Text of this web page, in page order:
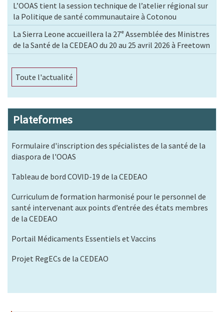
L’OOAS tient la session technique de l’atelier régional sur
la Politique de santé communautaire à Cotonou
La Sierra Leone accueillera la 27ᵉ Assemblée des Ministres
de la Santé de la CEDEAO du 20 au 25 avril 2026 à Freetown
Toute l'actualité
Plateformes
Formulaire d'inscription des spécialistes de la santé de la
diaspora de l'OOAS
Tableau de bord COVID-19 de la CEDEAO
Curriculum de formation harmonisé pour le personnel de
santé intervenant aux points d’entrée des états membres
de la CEDEAO
Portail Médicaments Essentiels et Vaccins
Projet RegECs de la CEDEAO